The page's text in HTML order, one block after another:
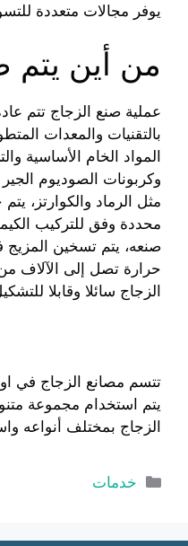
يوفر مجالات متعددة
من أين يتم
عملية صنع الزجاج تتم
بالتقنيات والمعدات
المواد الخام الأساسية
وكربونات الصوديوم
مثل الرماد والكوارتز،
محددة وفق للتركيب
صنعه، يتم تسخين
حرارة تصل إلى الآلاف
الزجاج سائلا وقابلا
تتسم مصانع الزجاج في
يتم استخدام مجموعة
الزجاج بمختلف أنواعه
التصنيفات
خدمات